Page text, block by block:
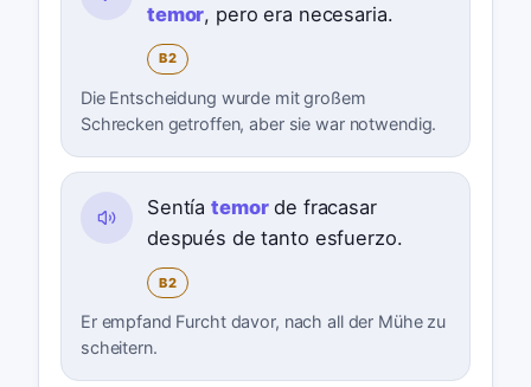
temor, pero era necesaria.
B2
Die Entscheidung wurde mit großem
Schrecken getroffen, aber sie war notwendig.
Sentíatemorde fracasar
después de tanto esfuerzo.
B2
Er empfand Furcht davor, nach all der Mühe zu
scheitern.